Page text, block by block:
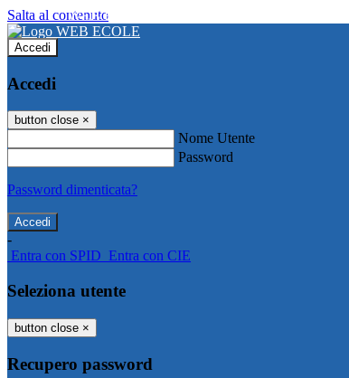
Salta al contenuto
WEB ECOLE
Accedi
Accedi
button close ×
Nome Utente
Password
Password dimenticata?
-
Entra con SPID Entra con CIE
Seleziona utente
button close ×
Recupero password